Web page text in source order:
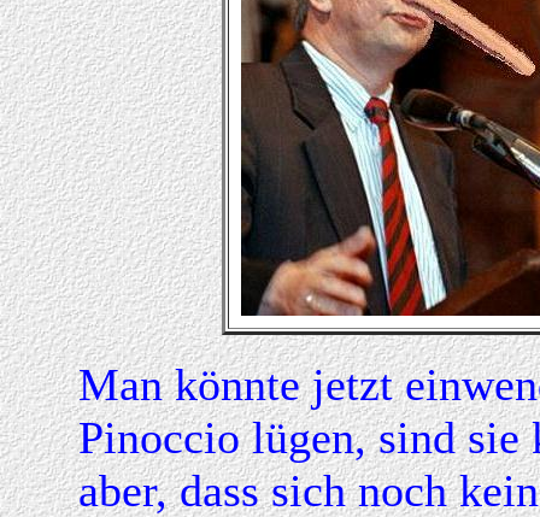
Man könnte jetzt
Pinoccio lügen, sind
aber, dass sich noch